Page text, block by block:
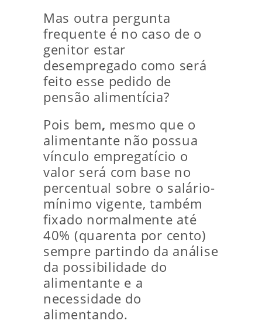
Mas outra pergunta
frequente é no caso de o
genitor estar
desempregado como será
feito esse pedido de
pensão alimentícia?
Pois bem, mesmo que o
alimentante não possua
vínculo empregatício o
valor será com base no
percentual sobre o salário-
mínimo vigente, também
fixado normalmente até
40% (quarenta por cento)
sempre partindo da análise
da possibilidade do
alimentante e a
necessidade do
alimentando.